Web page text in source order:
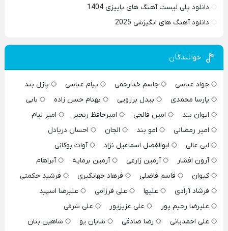
دانلود پلی لیست آهنگ های پاییزی 1404
دانلود آهنگ های انگیزشی 2025
خوانندگان
جواد عباسی جاسم خدارحمی پیام عباسی
پازل بند
پارسا محمدی
بیدل برزویی بهنام حسن زاده
بابی
ایوان بند
امین فالجی امیرحافظ رنجبر
امیر لیام
امیر رمضانی
امو بند الجان
احسان دریادل
ابی عالی
ابوالفضل اسماعیل نژاد
آوات بوکانی
آرون افشار
آرمین زارعی آرمین برمایه
آبراهام
کیوان
قاسم فاضلی فرهاد جهانگیری
فرشید حکمتی
فرشاد آزادی
علیها علی فرزامی
علیرضا اسپید
علیرضا رحیم پور
علی عزیزپور
علی شرفی
علی احمدیانی
رضا صادقی شایان یو
شاهین بنان